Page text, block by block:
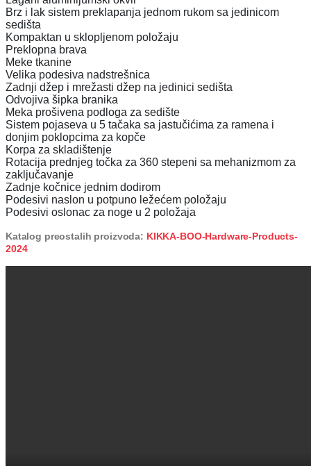
Brz i lak sistem preklapanja jednom rukom sa jedinicom
sedišta
Kompaktan u sklopljenom položaju
Preklopna brava
Meke tkanine
Velika podesiva nadstrešnica
Zadnji džep i mrežasti džep na jedinici sedišta
Odvojiva šipka branika
Meka prošivena podloga za sedište
Sistem pojaseva u 5 tačaka sa jastučićima za ramena i
donjim poklopcima za kopče
Korpa za skladištenje
Rotacija prednjeg točka za 360 stepeni sa mehanizmom za
zaključavanje
Zadnje kočnice jednim dodirom
Podesivi naslon u potpuno ležećem položaju
Podesivi oslonac za noge u 2 položaja
Katalog preostalih proizvoda: KIKKA-BOO-Hardware-Products-
2024